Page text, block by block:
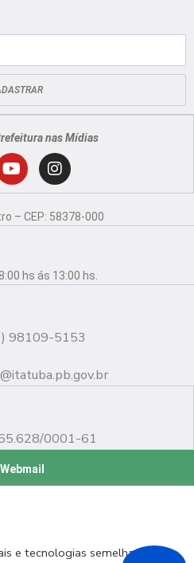
nas Mídias
Y
u
b
e
I
n
s
g
r
– CEP: 58378-000
hs ás 13:00 hs.
98109-5153
0001-61
Webmail
e tecnologias semelhantes de